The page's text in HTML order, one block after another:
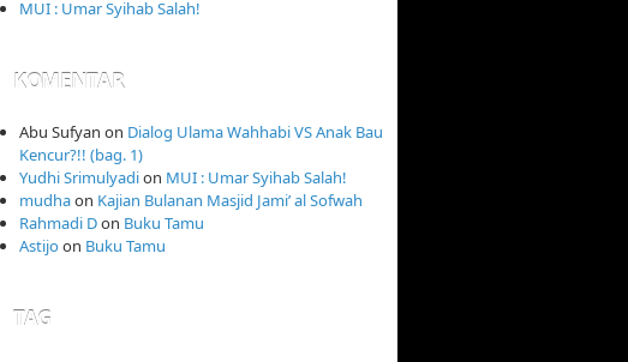
MUI : Umar Syihab Salah!
KOMENTAR
Abu Sufyan on Dialog Ulama Wahhabi VS Anak Bau
Kencur?!! (bag. 1)
Yudhi Srimulyadion MUI : Umar Syihab Salah!
mudhaon Kajian Bulanan Masjid Jami’ al Sofwah
Rahmadi Don Buku Tamu
Astijoon Buku Tamu
TAG